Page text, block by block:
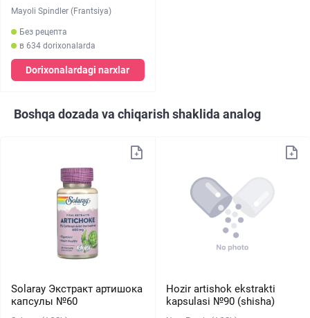
Mayoli Spindler (Frantsiya)
Без рецепта
в 634 dorixonalarda
Dorixonalardagi narxlar
Boshqa dozada va chiqarish shaklida analog
Solaray Экстракт артишока
капсулы №60
Hozir artishok ekstrakti
kapsulasi №90 (shisha)